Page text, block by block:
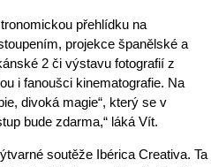
přehlídku na
projekce španělské a
2 či výstavu fotografií z
i fanoušci kinematografie. Na
divoká magie“, který se v
bude zdarma,“ láká Vít.
soutěže Ibérica Creativa. Ta